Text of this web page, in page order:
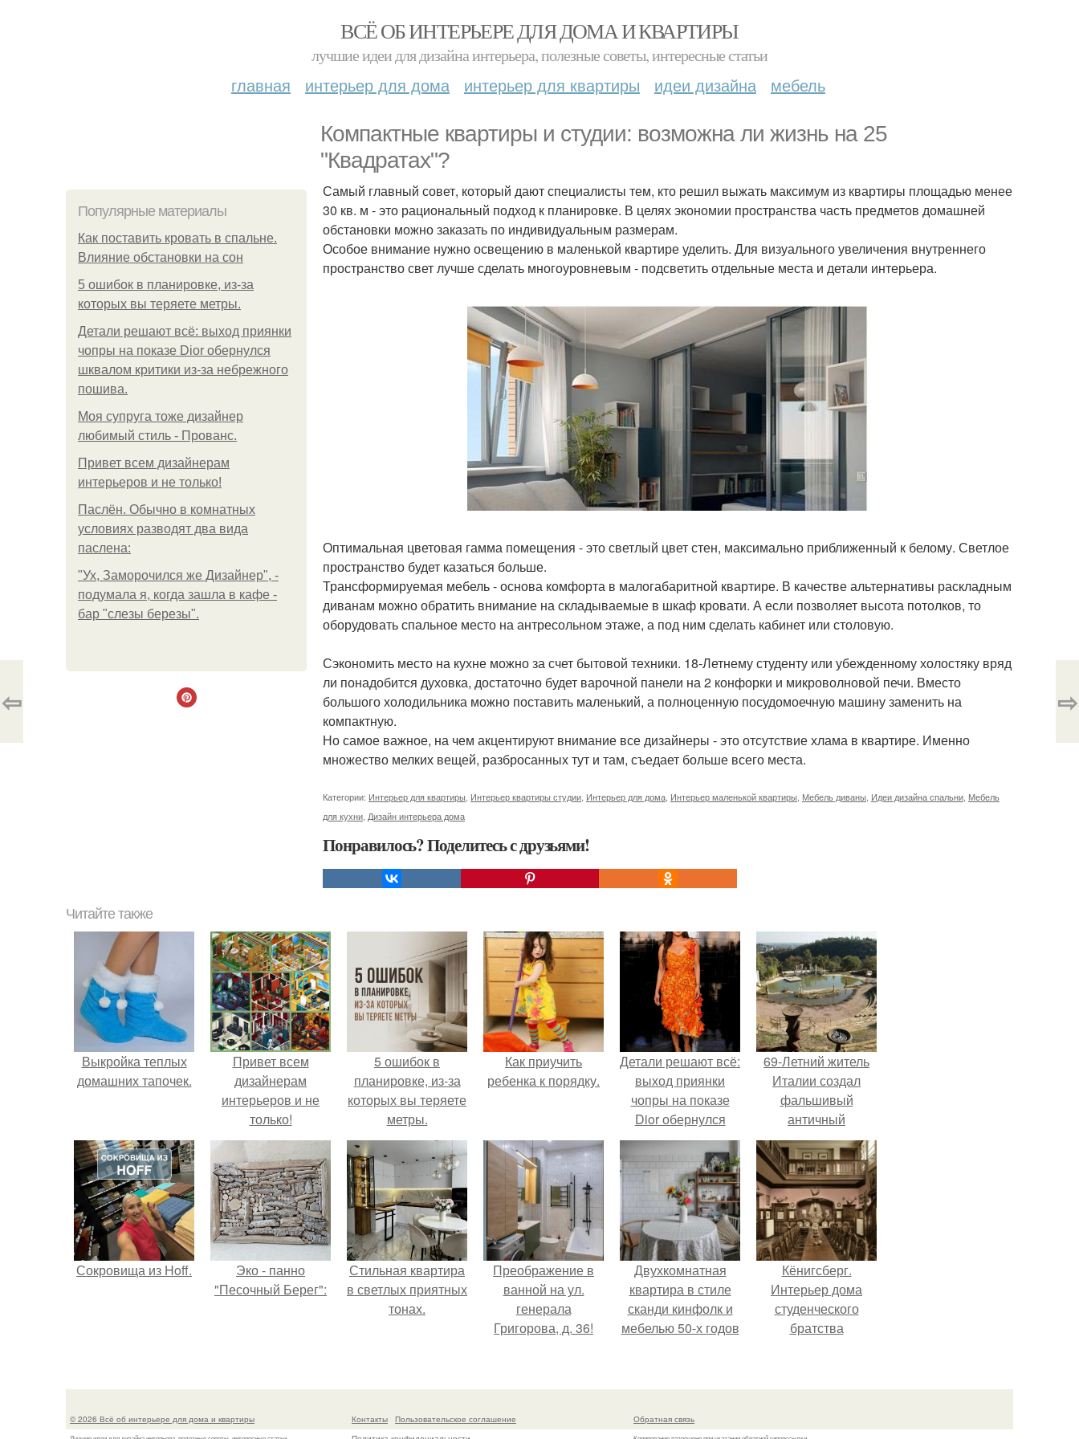
ВСЁ ОБ ИНТЕРЬЕРЕ ДЛЯ ДОМА И КВАРТИРЫ
лучшие идеи для дизайна интерьера, полезные советы, интересные статьи
главная интерьер для дома интерьер для квартиры идеи дизайна мебель
Компактные квартиры и студии: возможна ли жизнь на 25
"Квадратах"?
Популярные материалы
Как поставить кровать в спальне.
Влияние обстановки на сон
5 ошибок в планировке, из-за
которых вы теряете метры.
Детали решают всё: выход приянки
чопры на показе Dior обернулся
шквалом критики из-за небрежного
пошива.
Моя супруга тоже дизайнер
любимый стиль - Прованс.
Привет всем дизайнерам
интерьеров и не только!
Паслён. Обычно в комнатных
условиях разводят два вида
паслена:
"Ух, Заморочился же Дизайнер", -
подумала я, когда зашла в кафе -
бар "слезы березы".
Самый главный совет, который дают специалисты тем, кто решил выжать максимум из квартиры площадью менее
30 кв. м - это рациональный подход к планировке. В целях экономии пространства часть предметов домашней
обстановки можно заказать по индивидуальным размерам.
Особое внимание нужно освещению в маленькой квартире уделить. Для визуального увеличения внутреннего
пространство свет лучше сделать многоуровневым - подсветить отдельные места и детали интерьера.
Оптимальная цветовая гамма помещения - это светлый цвет стен, максимально приближенный к белому. Светлое
пространство будет казаться больше.
Трансформируемая мебель - основа комфорта в малогабаритной квартире. В качестве альтернативы раскладным
диванам можно обратить внимание на складываемые в шкаф кровати. А если позволяет высота потолков, то
оборудовать спальное место на антресольном этаже, а под ним сделать кабинет или столовую.
Сэкономить место на кухне можно за счет бытовой техники. 18-Летнему студенту или убежденному холостяку вряд
ли понадобится духовка, достаточно будет варочной панели на 2 конфорки и микроволновой печи. Вместо
большого холодильника можно поставить маленький, а полноценную посудомоечную машину заменить на
компактную.
Но самое важное, на чем акцентируют внимание все дизайнеры - это отсутствие хлама в квартире. Именно
множество мелких вещей, разбросанных тут и там, съедает больше всего места.
Категории: Интерьер для квартиры Интерьер квартиры студии Интерьер для дома Интерьер маленькой квартиры Мебель диваны Идеи дизайна спальни Мебель
для кухни Дизайн интерьера дома
Понравилось? Поделитесь с друзьями!
⇦ ⇨
Читайте также
Выкройка теплых
домашних тапочек.
Привет всем
дизайнерам
интерьеров и не
только!
5 ошибок в
планировке, из-за
которых вы теряете
метры.
Как приучить
ребенка к порядку.
Детали решают всё:
выход приянки
чопры на показе
Dior обернулся
шквалом критики
из-за небрежного
пошива.
69-Летний житель
Италии создал
фальшивый
античный
амфитеатр и
долгое время
успешно выдавал
его за настоящее
историческое
наследие.
Сокровища из Hoff.
Эко - панно
"Песочный Берег":
Стильная квартира
в светлых приятных
тонах.
Преображение в
ванной на ул.
генерала
Григорова, д. 36!
Двухкомнатная
квартира в стиле
сканди кинфолк и
мебелью 50-х годов
Кёнигсберг.
Интерьер дома
студенческого
братства
© 2026 Всё об интерьере для дома и квартиры Контакты
Пользовательское соглашение
Обратная связь